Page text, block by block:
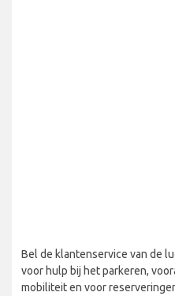
Bel de klantenservice van de
voor hulp bij het parkeren,
mobiliteit en voor